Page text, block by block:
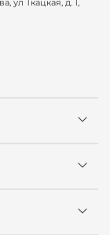
ул Ткацкая, д. 1,